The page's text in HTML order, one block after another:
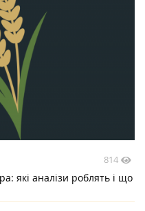
814
які аналізи роблять і що